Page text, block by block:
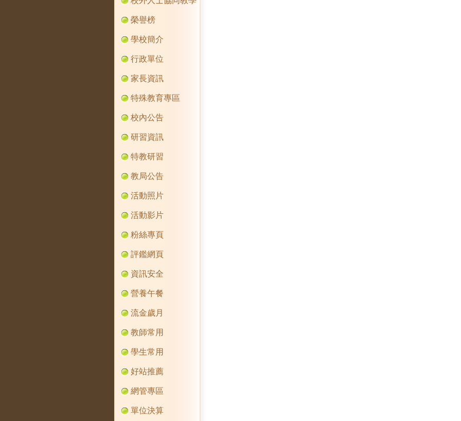
榮譽榜
學校簡介
行政單位
家長資訊
特殊教育專區
校內公告
研習資訊
特教研習
教局公告
活動照片
活動影片
粉絲專頁
評鑑網頁
資訊安全
營養午餐
流金歲月
教師常用
學生常用
好站推薦
網管專區
單位決算